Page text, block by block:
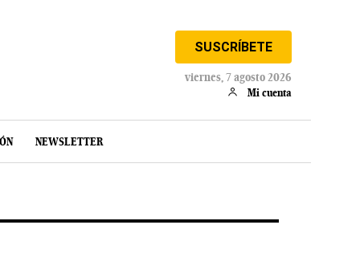
SUSCRÍBETE
viernes, 7 agosto 2026
Mi cuenta
NEWSLETTER